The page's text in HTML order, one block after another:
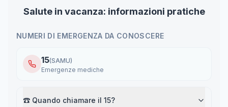
Salute in vacanza: informazioni pratiche
NUMERI DI EMERGENZA DA CONOSCERE
15(SAMU)
Emergenze mediche
☎️ Quando chiamare il 15?